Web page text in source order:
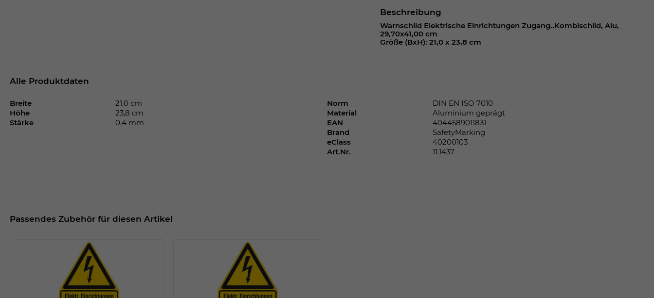
Beschreibung
Warnschild Elektrische Einrichtungen Zugang..Kombischild, Alu,
29,70x41,00 cm
Größe (BxH): 21,0 x 23,8 cm
Alle Produktdaten
Breite
21,0 cm
Höhe
23,8 cm
Stärke
0,4 mm
Norm
DIN EN ISO 7010
Material
Aluminium geprägt
EAN
4044589011831
Brand
SafetyMarking
eClass
40200103
Art.Nr.
11.1437
Passendes Zubehör für diesen Artikel
SgCookieOptin.lastPreferences
Name